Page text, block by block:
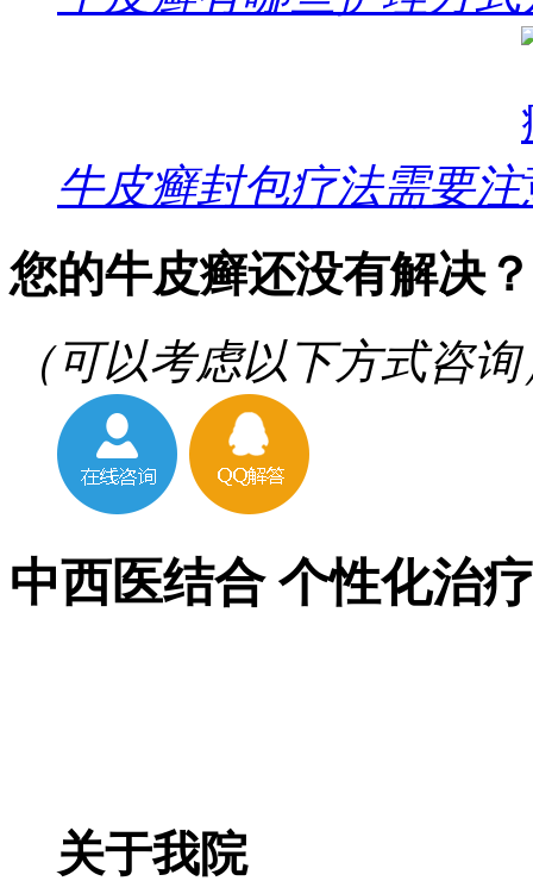
牛皮癣封包疗法需要注
您的牛皮癣还没有解决？
（可以考虑以下方式咨询
中西医结合 个性化治
关于我院